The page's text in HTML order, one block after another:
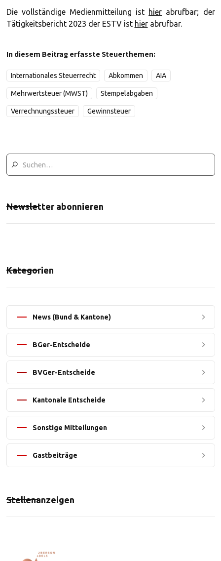
Die vollständige Medienmitteilung ist hier abrufbar; der
Tätigkeitsbericht 2023 der ESTV ist hierabrufbar.
In diesem Beitrag erfasste Steuerthemen:
Internationales Steuerrecht Abkommen AIA
Mehrwertsteuer (MWST) Stempelabgaben
Verrechnungssteuer Gewinnsteuer
Newsletter abonnieren
Kategorien
News (Bund & Kantone)
BGer-Entscheide
BVGer-Entscheide
Kantonale Entscheide
Sonstige Mitteilungen
Gastbeiträge
Stellenanzeigen